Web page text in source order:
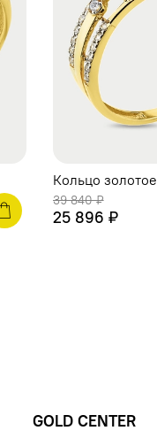
Кольцо золотое
39 840 ₽
25 896 ₽
GOLD CENTER